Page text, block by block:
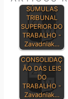
SÚMULAS
TRIBUNAL
SUPERIOR DO
TRABALHO -
Zavadniak…
CONSOLIDAÇ
ÃO DAS LEIS
DO
TRABALHO -
Zavadniak…